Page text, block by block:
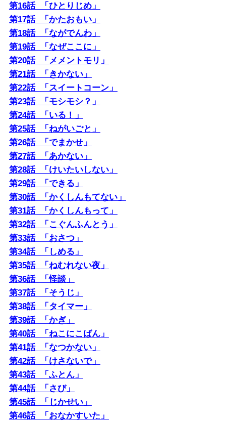
第16話 「ひとりじめ」
第17話 「かたおもい」
第18話 「ながでんわ」
第19話 「なぜここに」
第20話 「メメントモリ」
第21話 「きかない」
第22話 「スイートコーン」
第23話 「モシモシ？」
第24話 「いる！」
第25話 「ねがいごと」
第26話 「でまかせ」
第27話 「あかない」
第28話 「けいたいしない」
第29話 「できる」
第30話 「かくしんもてない」
第31話 「かくしんもって」
第32話 「こぐんふんとう」
第33話 「おさつ」
第34話 「しめる」
第35話 「ねむれない夜」
第36話 「怪談」
第37話 「そうじ」
第38話 「タイマー」
第39話 「かぎ」
第40話 「ねこにこばん」
第41話 「なつかない」
第42話 「けさないで」
第43話 「ふとん」
第44話 「さび」
第45話 「じかせい」
第46話 「おなかすいた」